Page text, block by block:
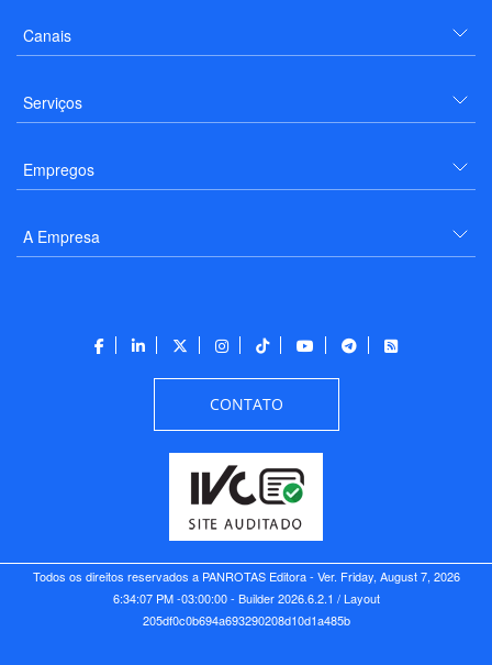
Canais
Serviços
Empregos
A Empresa
CONTATO
Todos os direitos reservados a PANROTAS Editora - Ver. Friday, August 7, 2026
6:34:07 PM -03:00:00 - Builder 2026.6.2.1 / Layout
205df0c0b694a693290208d10d1a485b